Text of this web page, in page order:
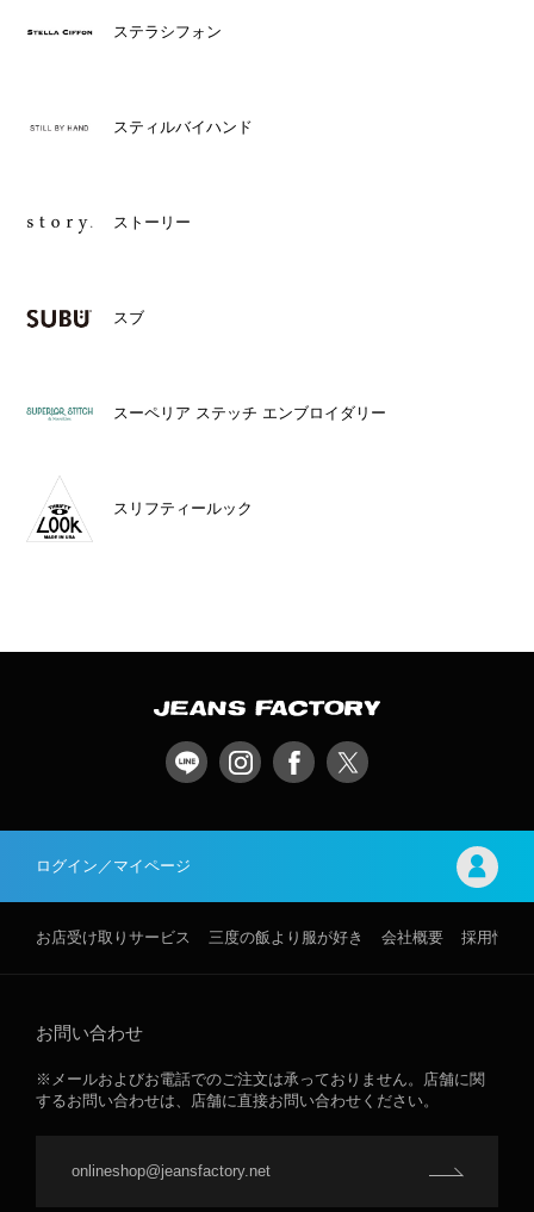
ステラシフォン
スティルバイハンド
ストーリー
スブ
スーペリア ステッチ エンブロイダリー
スリフティールック
ログイン／マイページ
お店受け取りサービス 三度の飯より服が好き 会社概要 採用情報
お問い合わせ
※メールおよびお電話でのご注文は承っておりません。店舗に関
するお問い合わせは、店舗に直接お問い合わせください。
onlineshop@jeansfactory.net